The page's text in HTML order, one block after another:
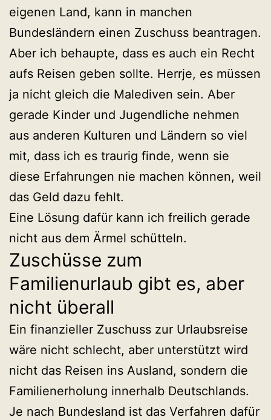
eigenen Land, kann in manchen
Bundesländern einen Zuschuss beantragen.
Aber ich behaupte, dass es auch ein Recht
aufs Reisen geben sollte. Herrje, es müssen
ja nicht gleich die Malediven sein. Aber
gerade Kinder und Jugendliche nehmen
aus anderen Kulturen und Ländern so viel
mit, dass ich es traurig finde, wenn sie
diese Erfahrungen nie machen können, weil
das Geld dazu fehlt.
Eine Lösung dafür kann ich freilich gerade
nicht aus dem Ärmel schütteln.
Zuschüsse zum
Familienurlaub gibt es, aber
nicht überall
Ein finanzieller Zuschuss zur Urlaubsreise
wäre nicht schlecht, aber unterstützt wird
nicht das Reisen ins Ausland, sondern die
Familienerholung innerhalb Deutschlands.
Je nach Bundesland ist das Verfahren dafür